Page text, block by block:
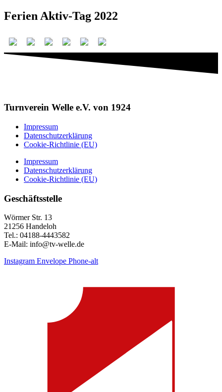
Ferien Aktiv-Tag 2022
Turnverein Welle e.V. von 1924
Impressum
Datenschutzerklärung
Cookie-Richtlinie (EU)
Impressum
Datenschutzerklärung
Cookie-Richtlinie (EU)
Geschäftsstelle
Wörmer Str. 13
21256 Handeloh
Tel.: 04188-4443582
E-Mail: info@tv-welle.de
Instagram Envelope Phone-alt